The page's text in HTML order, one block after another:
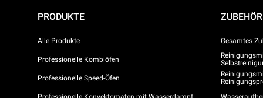
PRODUKTE
Alle Produkte
Professionelle Kombiöfen
Professionelle Speed-Öfen
ZUBEHÖR
Gesamtes